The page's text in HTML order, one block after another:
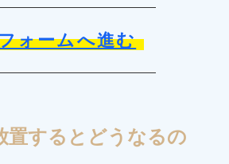
ォームへ進む
置するとどうなるの